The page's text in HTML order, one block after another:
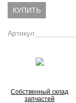
КУПИТЬ
Артикул
Собственный склад
запчастей